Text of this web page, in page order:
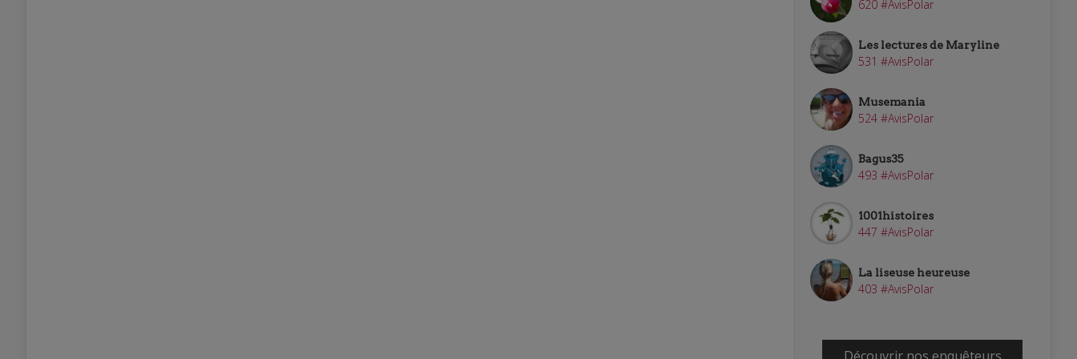
620 #AvisPolar
Les lectures de Maryline
531 #AvisPolar
Musemania
524 #AvisPolar
Bagus35
493 #AvisPolar
1001histoires
447 #AvisPolar
La liseuse heureuse
403 #AvisPolar